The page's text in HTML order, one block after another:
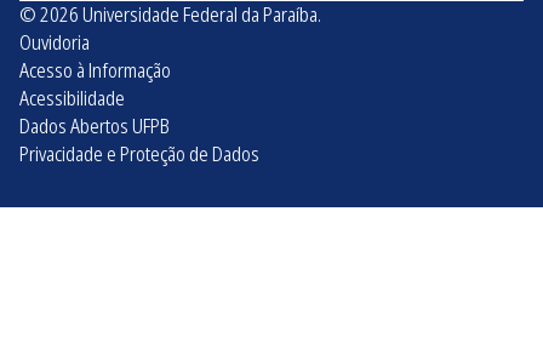
© 2026 Universidade Federal da Paraíba.
Ouvidoria
Acesso à Informação
Acessibilidade
Dados Abertos UFPB
Privacidade e Proteção de Dados